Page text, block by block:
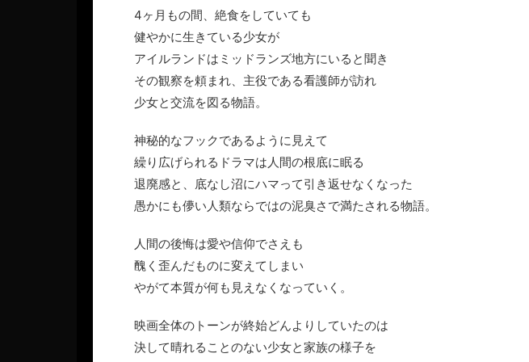
4ヶ月もの間、絶食をしていても
健やかに生きている少女が
アイルランドはミッドランズ地方にいると聞き
その観察を頼まれ、主役である看護師が訪れ
少女と交流を図る物語。
神秘的なフックであるように見えて
繰り広げられるドラマは人間の根底に眠る
退廃感と、底なし沼にハマって引き返せなくなった
愚かにも儚い人類ならではの泥臭さで満たされる物語。
人間の後悔は愛や信仰でさえも
醜く歪んだものに変えてしまい
やがて本質が何も見えなくなっていく。
映画全体のトーンが終始どんよりしていたのは
決して晴れることのない少女と家族の様子を